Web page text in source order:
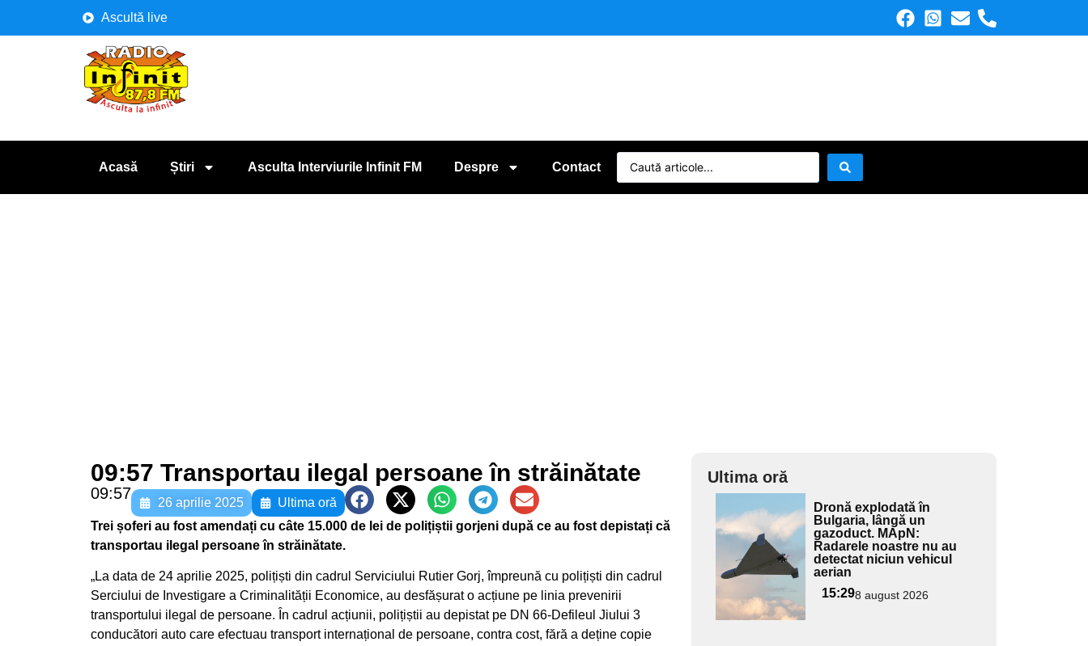
Ascultă live
Acasă Știri Asculta Interviurile Infinit FM Despre Contact
09:57 Transportau ilegal persoane în străinătate
09:57
26 aprilie 2025
Ultima oră
Trei șoferi au fost amendați cu câte 15.000 de lei de polițiștii gorjeni după ce au fost depistați că
transportau ilegal persoane în străinătate.
„La data de 24 aprilie 2025, polițiști din cadrul Serviciului Rutier Gorj, împreună cu polițiști din cadrul
Serciului de Investigare a Criminalității Economice, au desfășurat o acțiune pe linia prevenirii
transportului ilegal de persoane. În cadrul acțiunii, polițiștii au depistat pe DN 66-Defileul Jiului 3
conducători auto care efectuau transport internațional de persoane, contra cost, fără a deține copie
Ultima oră
aici textul
pentru
subtitlu
Dronă explodată în
Bulgaria, lângă un
gazoduct. MApN:
Radarele noastre nu au
detectat niciun vehicul
aerian
15:298 august 2026